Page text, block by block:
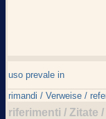
uso prevale in
rimandi / Verweise /
riferimenti / Zitate